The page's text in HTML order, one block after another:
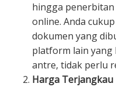
hingga
online. Anda
dokumen yang
platform lain yang
antre, tidak perlu
Harga Terjangkau